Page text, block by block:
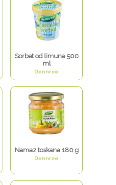
Sorbet od limuna 500
ml
Dennree
Namaz toskana 180 g
Dennree